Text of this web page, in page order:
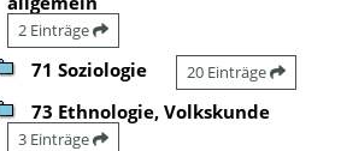
2 Einträge
71 Soziologie 20 Einträge
73 Ethnologie, Volkskunde
3 Einträge